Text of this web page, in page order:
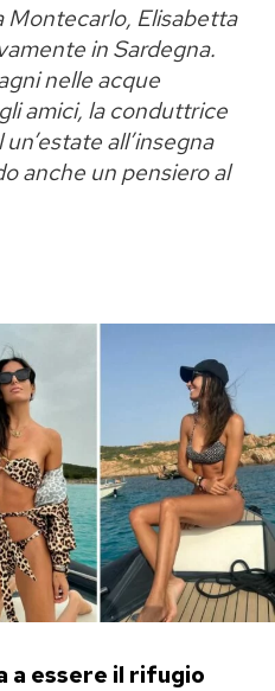
Montecarlo, Elisabetta
in Sardegna.
nelle acque
amici, la conduttrice
all’insegna
anche un pensiero al
a essere il rifugio